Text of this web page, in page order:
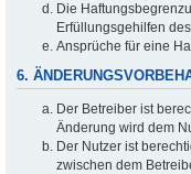
Die
Erfüllungsgehilfen
Ansprüche für eine
6.
Der Betreiber ist
Änderung wird dem
Der Nutzer ist
zwischen dem